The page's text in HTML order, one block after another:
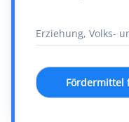
Fördermittel